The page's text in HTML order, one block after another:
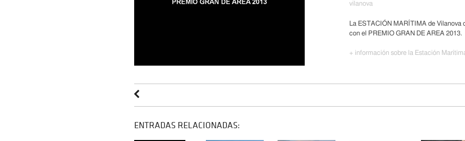
vilanova
La ESTACIÓN MARÍTIMA de Vilanova
con el PREMIO GRAN DE AREA 2013.
+ información sobre la Estación
ENTRADAS RELACIONADAS: